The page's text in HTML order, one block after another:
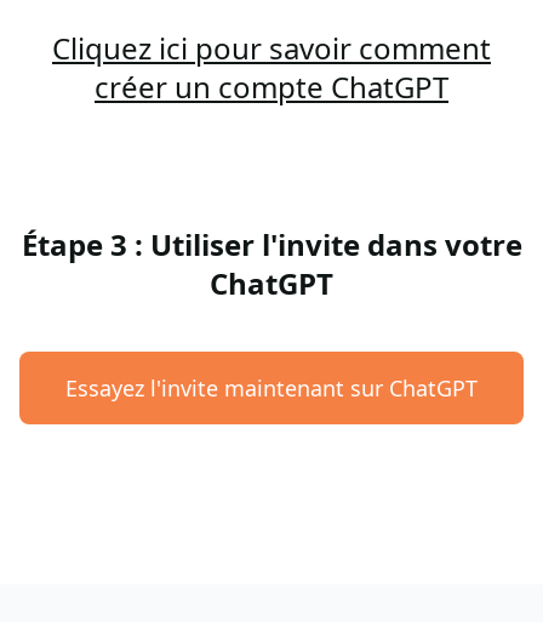
Cliquez ici pour savoir comment
créer un compte ChatGPT
Étape 3 : Utiliser l'invite dans votre
ChatGPT
Essayez l'invite maintenant sur ChatGPT